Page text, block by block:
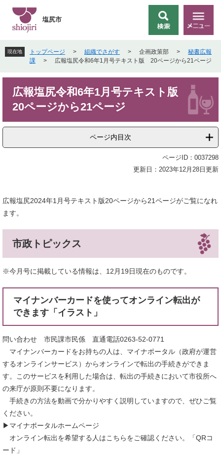
先
頭
す
を
飛
し
索
メ
ニ
ー
塩尻市
現在地 トップページ > 組織でさがす > 企画政策部 >
秘書広報
課
> 広報塩尻令和6年1月号テキスト版 20ページから21ページ
広報塩尻令和6年1月号テキスト版
20ページから21ページ
ページ内目次
ページID：0037298
更新日：2023年12月28日更新
広報塩尻2024年1月号テキスト版20ページから21ページがご覧になれ
ます。
市政トピックス
※今月号に掲載している情報は、12月19日現在のものです。
マイナンバーカードを使ってオンライン転出が
できます「イラスト」
問い合わせ 市民課市民係 直通電話0263-52-0771
マイナンバーカードをお持ちの人は、マイナポータル（政府が運営
するオンラインサービス）からオンラインで転出の手続きができま
す。このサービスを利用した場合は、転出の手続きにおいて市役所へ
の来庁が原則不要になります。
手続きの方法を動画で分かりやすく説明していますので、ぜひご覧
ください。
▶マイナポータルホームページ
オンライン転出を希望する人はこちらをご確認ください。「QRコ
ード」